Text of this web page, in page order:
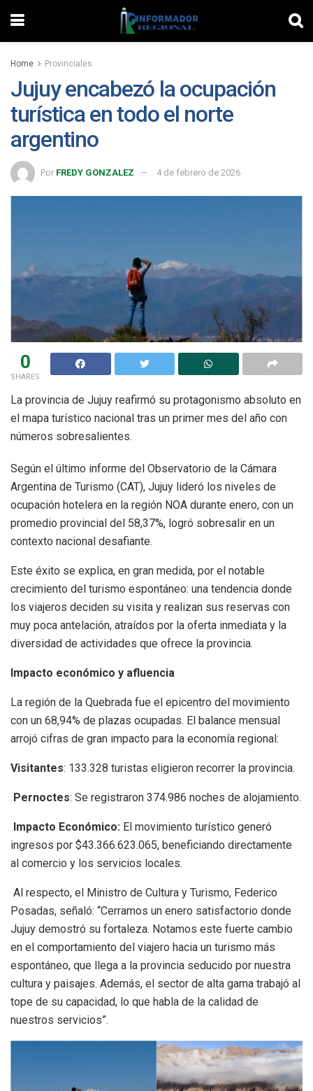
Home Provinciales
Jujuy encabezó la ocupación
turística en todo el norte
argentino
Por FREDY GONZALEZ 4 de febrero de 2026
0
SHARES
La provincia de Jujuy reafirmó su protagonismo absoluto en
el mapa turístico nacional tras un primer mes del año con
números sobresalientes.
Según el último informe del Observatorio de la Cámara
Argentina de Turismo (CAT), Jujuy lideró los niveles de
ocupación hotelera en la región NOA durante enero, con un
promedio provincial del 58,37%, logró sobresalir en un
contexto nacional desafiante.
Este éxito se explica, en gran medida, por el notable
crecimiento del turismo espontáneo: una tendencia donde
los viajeros deciden su visita y realizan sus reservas con
muy poca antelación, atraídos por la oferta inmediata y la
diversidad de actividades que ofrece la provincia.
Impacto económico y afluencia
La región de la Quebrada fue el epicentro del movimiento
con un 68,94% de plazas ocupadas. El balance mensual
arrojó cifras de gran impacto para la economía regional:
Visitantes: 133.328 turistas eligieron recorrer la provincia.
Pernoctes: Se registraron 374.986 noches de alojamiento.
Impacto Económico: El movimiento turístico generó
ingresos por $43.366.623.065, beneficiando directamente
al comercio y los servicios locales.
Al respecto, el Ministro de Cultura y Turismo, Federico
Posadas, señaló: “Cerramos un enero satisfactorio donde
Jujuy demostró su fortaleza. Notamos este fuerte cambio
en el comportamiento del viajero hacia un turismo más
espontáneo, que llega a la provincia seducido por nuestra
cultura y paisajes. Además, el sector de alta gama trabajó al
tope de su capacidad, lo que habla de la calidad de
nuestros servicios”.